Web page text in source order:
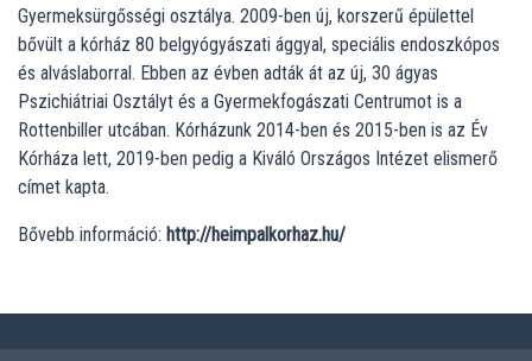
Gyermeksürgősségi osztálya. 2009-ben új, korszerű épülettel
bővült a kórház 80 belgyógyászati ággyal, speciális endoszkópos
és alváslaborral. Ebben az évben adták át az új, 30 ágyas
Pszichiátriai Osztályt és a Gyermekfogászati Centrumot is a
Rottenbiller utcában. Kórházunk 2014-ben és 2015-ben is az Év
Kórháza lett, 2019-ben pedig a Kiváló Országos Intézet elismerő
címet kapta.
Bővebb információ: http://heimpalkorhaz.hu/